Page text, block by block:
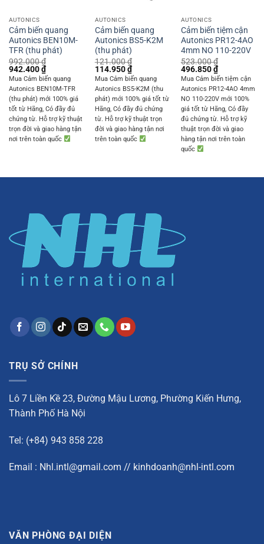
AUTONICS
Cảm biến quang
Autonics BEN10M-
TFR (thu phát)
992.000₫
Original
price
was:
992.000 ₫.
942.400₫Current
price
is:
942.400 ₫.
Mua Cảm biến quang
Autonics BEN10M-TFR
(thu phát) mới 100% giá
tốt từ Hãng, Có đầy đủ
chứng từ. Hỗ trợ kỹ thuật
trọn đời và giao hàng tận
nơi trên toàn quốc
AUTONICS
Cảm biến quang
Autonics BS5-K2M
(thu phát)
121.000₫
Original
price
was:
121.000 ₫.
114.950₫Current
price
is:
114.950 ₫.
Mua Cảm biến quang
Autonics BS5-K2M (thu
phát) mới 100% giá tốt từ
Hãng, Có đầy đủ chứng
từ. Hỗ trợ kỹ thuật trọn
đời và giao hàng tận nơi
trên toàn quốc
AUTONICS
Cảm biến tiệm cận
Autonics PR12-4AO
4mm NO 110-220V
523.000₫
Original
price
was:
523.000 ₫.
496.850₫Current
price
is:
496.850 ₫.
Mua Cảm biến tiệm cận
Autonics PR12-4AO 4mm
NO 110-220V mới 100%
giá tốt từ Hãng, Có đầy
đủ chứng từ. Hỗ trợ kỹ
thuật trọn đời và giao
hàng tận nơi trên toàn
quốc
TRỤ SỞ CHÍNH
Lô 7 Liền Kề 23, Đường Mậu Lương, Phường Kiến Hưng,
Thành Phố Hà Nội
Tel: (+84) 943 858 228
Email : Nhl.intl@gmail.com // kinhdoanh@nhl-intl.com
VĂN PHÒNG ĐẠI DIỆN